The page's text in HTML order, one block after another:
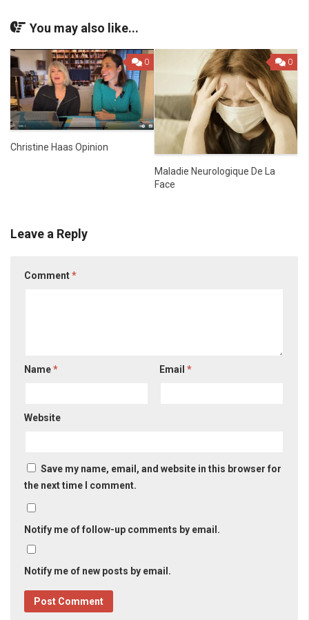
You may also like...
0
Christine Haas Opinion
0
Maladie Neurologique De La
Face
Leave a Reply
Comment*
Name* Email*
Website
Save my name, email, and website in this browser for
the next time I comment.
Notify me of follow-up comments by email.
Notify me of new posts by email.